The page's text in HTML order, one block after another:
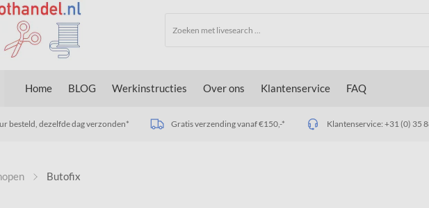
Home BLOG Werkinstructies Over ons Klantenservice FAQ
besteld, dezelfde dag verzonden* Gratis verzending vanaf €150,-* Klantenservice: +31 (0) 35
Butofix